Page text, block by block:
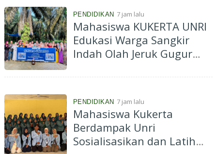
PENDIDIKAN 7 jam lalu
Mahasiswa KUKERTA UNRI
Edukasi Warga Sangkir
Indah Olah Jeruk Gugur
PENDIDIKAN 7 jam lalu
Mahasiswa Kukerta
Berdampak Unri
Sosialisasikan dan Latih